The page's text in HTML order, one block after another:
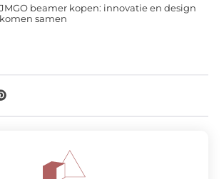
JMGO beamer kopen: innovatie en design
komen samen